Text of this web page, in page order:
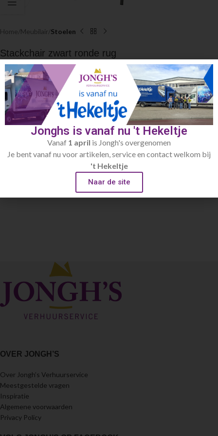
Home Meubilair Stoelen
Stackchair zwart ronde rug
€3.30
Zithoogte 46cm
Toevoegen aan verlanglijst
Artikelnummer:059
Categorie:
Stoelen
OVER JONGH’S
Over Jongh’s Verhuurservice
Meestgestelde vragen
Inspiratie
Algemene voorwaarden
Privacy Policy
Jonghs is vanaf nu 't Hekeltje
Vanaf 1 april is Jongh's overgenomen
Je bent vanaf nu voor artikelen, service en contact welkom bij
't Hekeltje
Naar de site